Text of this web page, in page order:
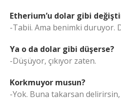
Etherium’u dolar gibi
-Tabii. Ama benimki duruyor.
Ya o da dolar gibi düşerse?
-Düşüyor, çıkıyor zaten.
Korkmuyor musun?
-Yok. Buna takarsan delirirsin,